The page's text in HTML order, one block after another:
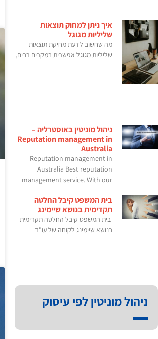
איך ניתן למחוק תוצאות
שליליות מגוגל
מה שחשוב לדעת מחיקת תוצאות
שליליות מגוגל אפשרית במקרים רבים,
ניהול מוניטין באוסטרליה –
Reputation management in
Australia
Reputation management in
Australia Best reputation
management service. With our
בית המשפט קיבל החלטה
תקדימית בנושא שיימינג
בית המשפט קיבל החלטה תקדימית
בנושא שיימינג לקוחה של עו"ד
ניהול מוניטין לפי עיסוק